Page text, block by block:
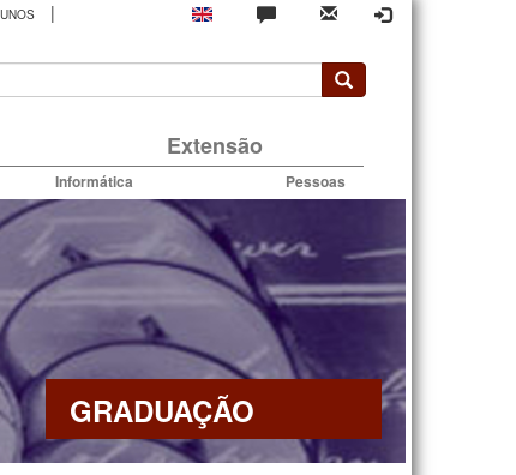
|
Extensão
Informática Pessoas
GRADUAÇÃO